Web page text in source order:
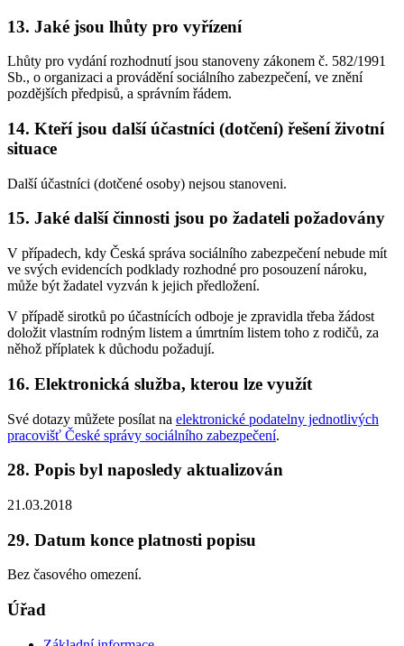
13. Jaké jsou lhůty pro vyřízení
Lhůty pro vydání rozhodnutí jsou stanoveny zákonem č. 582/1991
Sb., o organizaci a provádění sociálního zabezpečení, ve znění
pozdějších předpisů, a správním řádem.
14. Kteří jsou další účastníci (dotčení) řešení životní
situace
Další účastníci (dotčené osoby) nejsou stanoveni.
15. Jaké další činnosti jsou po žadateli požadovány
V případech, kdy Česká správa sociálního zabezpečení nebude mít
ve svých evidencích podklady rozhodné pro posouzení nároku,
může být žadatel vyzván k jejich předložení.
V případě sirotků po účastnících odboje je zpravidla třeba žádost
doložit vlastním rodným listem a úmrtním listem toho z rodičů, za
něhož příplatek k důchodu požadují.
16. Elektronická služba, kterou lze využít
Své dotazy můžete posílat na elektronické podatelny jednotlivých
pracovišť České správy sociálního zabezpečení.
28. Popis byl naposledy aktualizován
21.03.2018
29. Datum konce platnosti popisu
Bez časového omezení.
Úřad